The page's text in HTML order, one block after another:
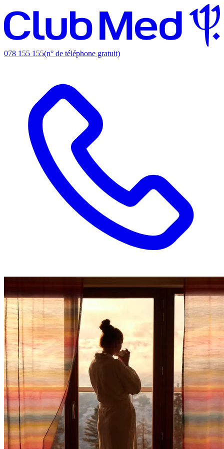
078 155 155(n° de téléphone gratuit)